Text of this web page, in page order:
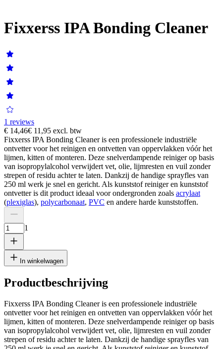
Fixxerss IPA Bonding Cleaner
1 reviews
€ 14,46€ 11,95 excl. btw
Fixxerss IPA Bonding Cleaner is een professionele industriële
ontvetter voor het reinigen en ontvetten van oppervlakken vóór het
lijmen, kitten of monteren. Deze snelverdampende reiniger op basis
van isopropylalcohol verwijdert vet, olie, lijmresten en vuil zonder
strepen of residu achter te laten. Dankzij de handige sprayfles van
250 ml werk je snel en gericht. Als kunststof reiniger en kunststof
ontvetter is dit product ideaal voor ondergronden zoals acrylaat
(plexiglas), polycarbonaat, PVC en andere harde kunststoffen.
1
In winkelwagen
Productbeschrijving
Fixxerss IPA Bonding Cleaner is een professionele industriële
ontvetter voor het reinigen en ontvetten van oppervlakken vóór het
lijmen, kitten of monteren. Deze snelverdampende reiniger op basis
van isopropylalcohol verwijdert vet, olie, lijmresten en vuil zonder
strepen of residu achter te laten. Dankzij de handige sprayfles van